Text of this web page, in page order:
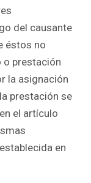
del causante
éstos no
o prestación
la asignación
prestación se
el artículo
en